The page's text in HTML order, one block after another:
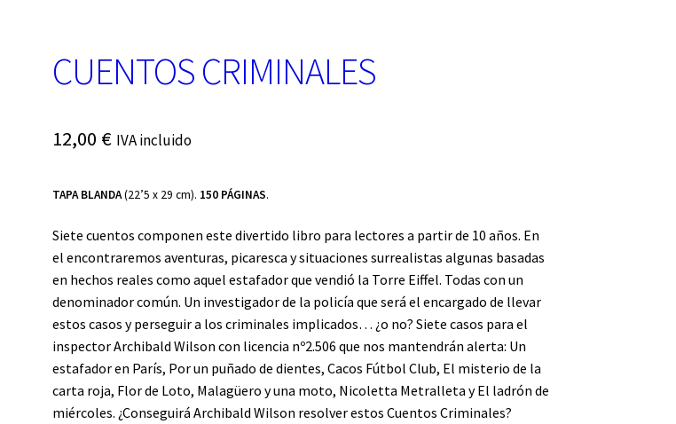
CUENTOS CRIMINALES
12,00 € IVA incluido
TAPA BLANDA(22’5 x 29 cm). 150 PÁGINAS.
Siete cuentos componen este divertido libro para lectores a partir de 10 años. En
el encontraremos aventuras, picaresca y situaciones surrealistas algunas basadas
en hechos reales como aquel estafador que vendió la Torre Eiffel. Todas con un
denominador común. Un investigador de la policía que será el encargado de llevar
estos casos y perseguir a los criminales implicados… ¿o no? Siete casos para el
inspector Archibald Wilson con licencia nº2.506 que nos mantendrán alerta: Un
estafador en París, Por un puñado de dientes, Cacos Fútbol Club, El misterio de la
carta roja, Flor de Loto, Malagüero y una moto, Nicoletta Metralleta y El ladrón de
miércoles. ¿Conseguirá Archibald Wilson resolver estos Cuentos Criminales?